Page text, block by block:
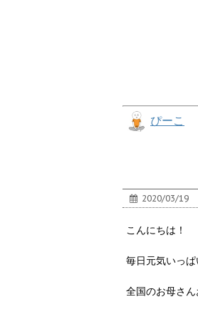
ぴーこ
2020/03/19
こんにちは！
毎日元気いっ
全国のお母さん